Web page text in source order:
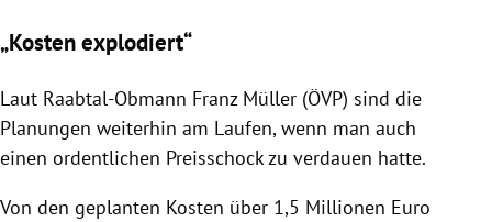
„Kosten explodiert“
Laut Raabtal-Obmann Franz Müller (ÖVP) sind die
Planungen weiterhin am Laufen, wenn man auch
einen ordentlichen Preisschock zu verdauen hatte.
Von den geplanten Kosten über 1,5 Millionen Euro